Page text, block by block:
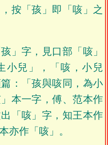
按「孩」即「咳」之
」字，見口部「咳」
小兒」，「咳，小兒
：「孩與咳同，為小
本一字，傅、范本作
「咳」字，知王本作
亦作「咳」。